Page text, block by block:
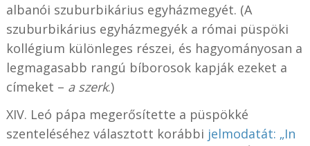
albanói szuburbikárius egyházmegyét. (A
szuburbikárius egyházmegyék a római püspöki
kollégium különleges részei, és hagyományosan a
legmagasabb rangú bíborosok kapják ezeket a
címeket – a szerk.)
XIV. Leó pápa megerősítette a püspökké
szenteléséhez választott korábbi jelmodatát: „In